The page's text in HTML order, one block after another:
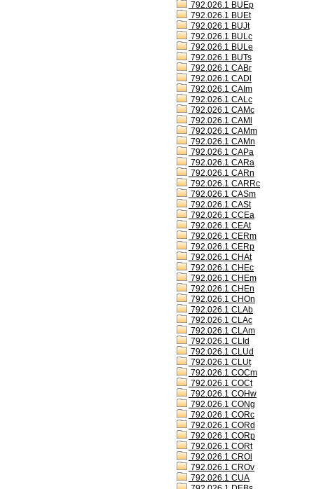
792.026.1 BUEp
792.026.1 BUEt
792.026.1 BUJt
792.026.1 BULc
792.026.1 BULe
792.026.1 BUTs
792.026.1 CABr
792.026.1 CADl
792.026.1 CAIm
792.026.1 CALc
792.026.1 CAMc
792.026.1 CAMl
792.026.1 CAMm
792.026.1 CAMn
792.026.1 CAPa
792.026.1 CARa
792.026.1 CARn
792.026.1 CARRc
792.026.1 CASm
792.026.1 CASt
792.026.1 CCEa
792.026.1 CEAt
792.026.1 CERm
792.026.1 CERp
792.026.1 CHAt
792.026.1 CHEc
792.026.1 CHEm
792.026.1 CHEn
792.026.1 CHOn
792.026.1 CLAb
792.026.1 CLAc
792.026.1 CLAm
792.026.1 CLId
792.026.1 CLUd
792.026.1 CLUt
792.026.1 COCm
792.026.1 COCt
792.026.1 COHw
792.026.1 CONg
792.026.1 CORc
792.026.1 CORd
792.026.1 CORp
792.026.1 CORt
792.026.1 CROl
792.026.1 CROv
792.026.1 CUA